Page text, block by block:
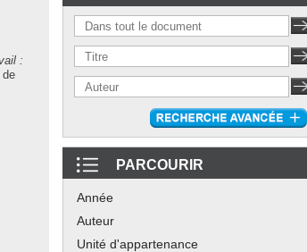
:
de
PARCOURIR
Année
Auteur
Unité d'appartenance